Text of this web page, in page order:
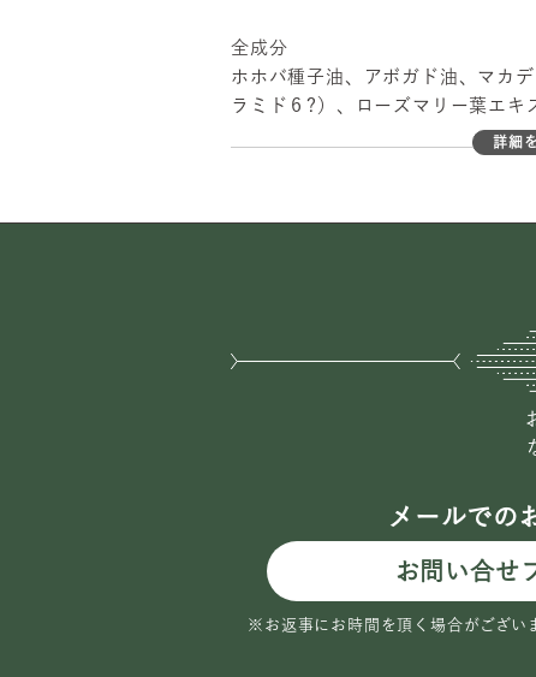
全成分
ホホバ種子油、アボガド油、マカ
ラミド６?）、ローズマリー葉エキ
（※セラミド３）、ダイズステロ
詳細
メールでの
お問い合せ
※お返事にお時間を頂く場合がござい